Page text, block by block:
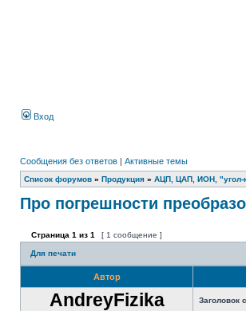
Вход
Сообщения без ответов | Активные темы
Список форумов » Продукция » АЦП, ЦАП, ИОН, "угол-
Про погрешности
Страница 1 из 1 [ 1 сообщение ]
Для печати
Автор
AndreyFizika Заголовок